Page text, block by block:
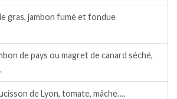
gras, jambon fumé et fondue
de pays ou magret de canard séché,
de Lyon, tomate, mâche….